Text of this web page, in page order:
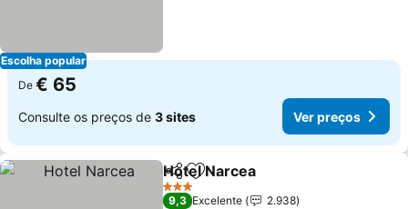
Escolha popular
De € 65
Consulte os preços de 3 sites Ver preços
PartilharAdicionar aos favoritos
Hotel Narcea
3 Estrelas
9,3 Excelente
2.938